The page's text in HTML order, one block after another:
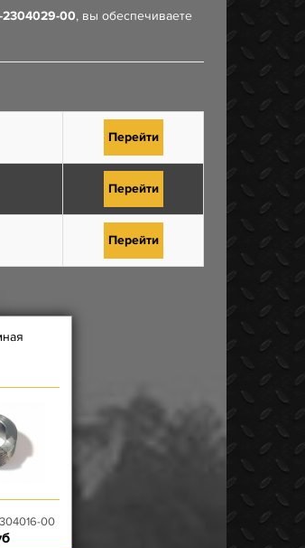
2304029-00, вы обеспечиваете
Перейти
Перейти
Перейти
00